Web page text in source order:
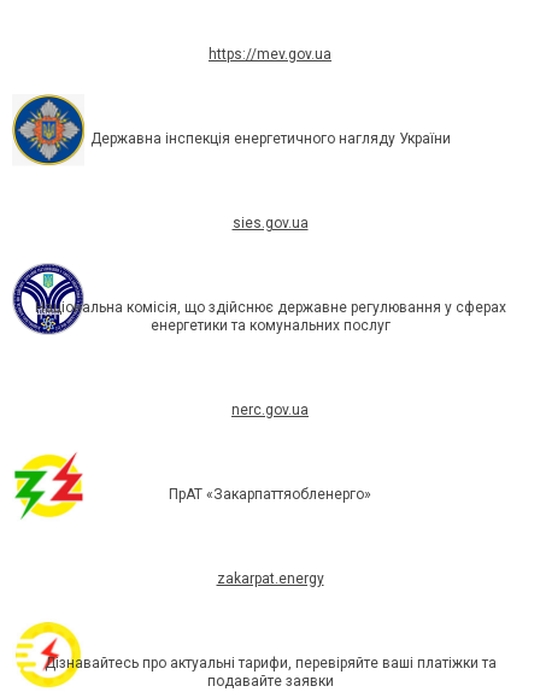
https://mev.gov.ua
Державна інспекція енергетичного нагляду України
sies.gov.ua
Національна комісія, що здійснює державне регулювання у сферах
енергетики та комунальних послуг
nerc.gov.ua
ПрАТ «Закарпаттяобленерго»
zakarpat.energy
Дізнавайтесь про актуальні тарифи, перевіряйте ваші платіжки та
подавайте заявки